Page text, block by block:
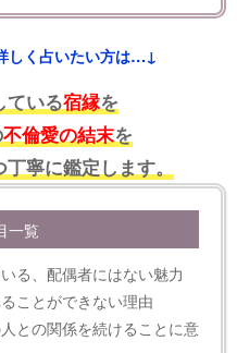
しく占いたい方は…↓
ている宿縁を
不倫愛の結末を
寧に鑑定します。
一覧
る、配偶者にはない魅力
ことができない理由
との関係を続けることに意